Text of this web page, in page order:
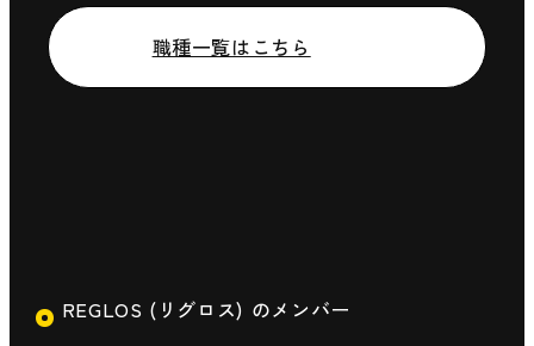
職種一覧はこちら
REGLOS (リグロス) のメンバー